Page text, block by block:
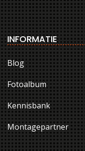
INFORMATIE
Blog
Fotoalbum
Kennisbank
Montagepartner